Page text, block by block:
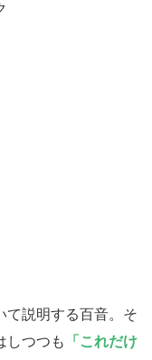
て説明する百音。そ
しつつも
「これだけ